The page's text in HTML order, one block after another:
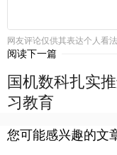
网友评论仅供其表达个人看
阅读下一篇
国机数科扎实
习教育
您可能感兴趣的文